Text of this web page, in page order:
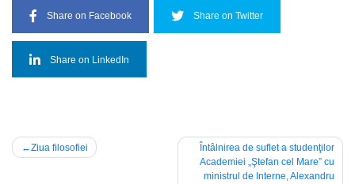
Share on Facebook Share on Twitter
Share on LinkedIn
Navigare
Ziua filosofiei
Întâlnirea de suflet a studenţilor
Academiei „Ştefan cel Mare” cu
ministrul de Interne, Alexandru